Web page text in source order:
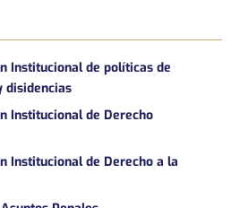
Institucional de políticas de
disidencias
Institucional de Derecho
Institucional de Derecho a la